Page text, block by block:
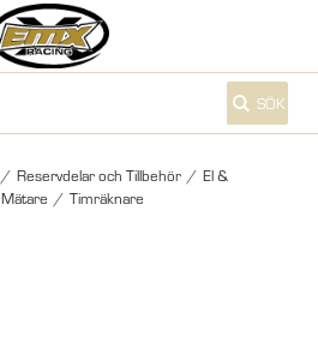
SÖK
/ Reservdelar och Tillbehör / El &
Mätare / Timräknare